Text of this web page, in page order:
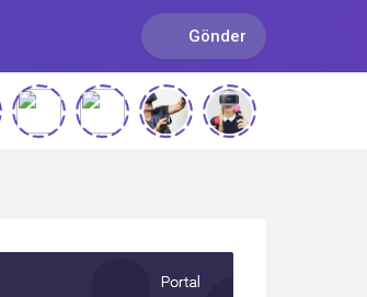
Gönder